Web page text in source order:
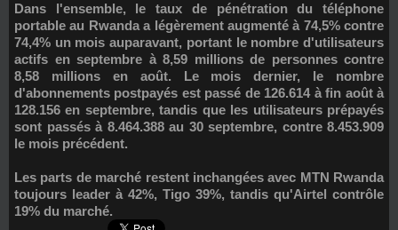
Dans l'ensemble, le taux de pénétration du téléphone
portable au Rwandaa légèrement augmenté à 74,5%contre
74,4% un mois auparavant, portant le nombre d'utilisateurs
actifs en septembre à 8,59 millions de personnescontre
8,58 millions en août. Le mois dernier, le nombre
d'abonnements postpayés est passé de 126.614 à fin août à
128.156 en septembre, tandis que les utilisateurs prépayés
sont passés à 8.464.388 au 30 septembre, contre 8.453.909
le mois précédent.
Les parts de marché restent inchangées avec MTN Rwanda
toujours leader à 42%, Tigo 39%, tandis qu'Airtel contrôle
19% du marché.